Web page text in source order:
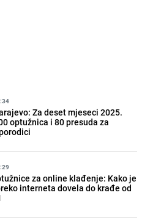
Za deset mjeseci 2025.
optužnica i 80 presuda za
za online klađenje: Kako je
interneta dovela do krađe od